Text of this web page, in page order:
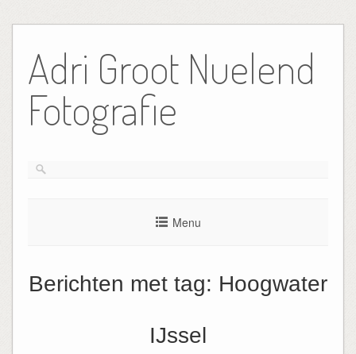
de
inhoud
Adri Groot Nuelend
Fotografie
Menu
Berichten met tag: Hoogwater
IJssel